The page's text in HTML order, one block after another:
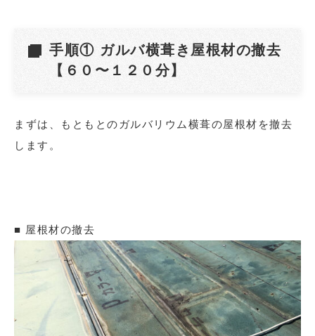
手順① ガルバ横葺き屋根材の撤去
【６０〜１２０分】
まずは、もともとのガルバリウム横葺の屋根材を撤去
します。
■ 屋根材の撤去